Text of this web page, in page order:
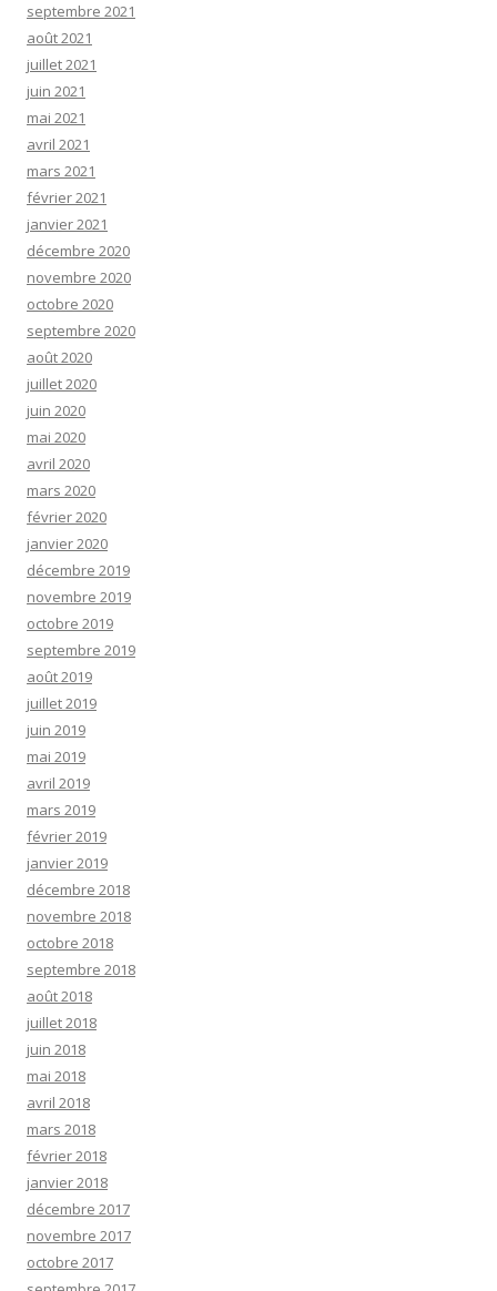
septembre 2021
août 2021
juillet 2021
juin 2021
mai 2021
avril 2021
mars 2021
février 2021
janvier 2021
décembre 2020
novembre 2020
octobre 2020
septembre 2020
août 2020
juillet 2020
juin 2020
mai 2020
avril 2020
mars 2020
février 2020
janvier 2020
décembre 2019
novembre 2019
octobre 2019
septembre 2019
août 2019
juillet 2019
juin 2019
mai 2019
avril 2019
mars 2019
février 2019
janvier 2019
décembre 2018
novembre 2018
octobre 2018
septembre 2018
août 2018
juillet 2018
juin 2018
mai 2018
avril 2018
mars 2018
février 2018
janvier 2018
décembre 2017
novembre 2017
octobre 2017